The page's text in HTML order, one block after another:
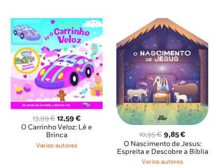
13,99€ O
preço
original
era:
12,59 €O
preço
O Carrinho Veloz: Lê e
Brinca
Varios autores
10,95€ O
preço
original
era:
9,85€O
preço
atual
O Nascimento de Jesus:
Espreita e Descobre a Bíblia
Varios autores